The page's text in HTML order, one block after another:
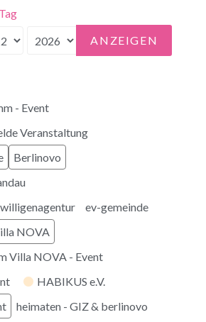
Tag
- Event
Veranstaltung
Berlinovo
ev-gemeinde
NOVA
Villa NOVA - Event
HABIKUS e.V.
heimaten - GIZ & berlinovo